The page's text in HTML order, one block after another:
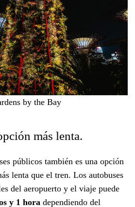
by the Bay
más lenta.
públicos también es una opción
lenta que el tren. Los autobuses
del aeropuerto y el viaje puede
y 1 hora dependiendo del